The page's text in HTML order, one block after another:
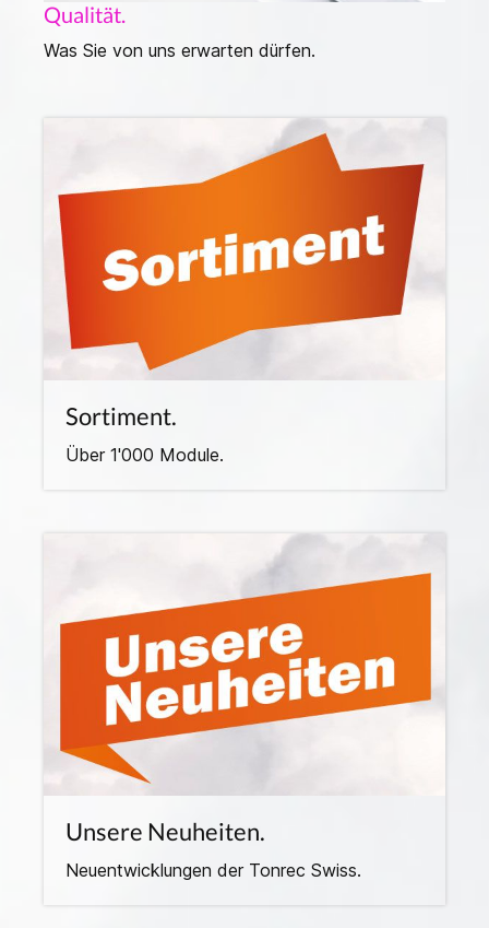
Qualität.
Was Sie von uns erwarten dürfen.
Sortiment.
Über 1'000 Module.
Unsere Neuheiten.
Neuentwicklungen der Tonrec Swiss.